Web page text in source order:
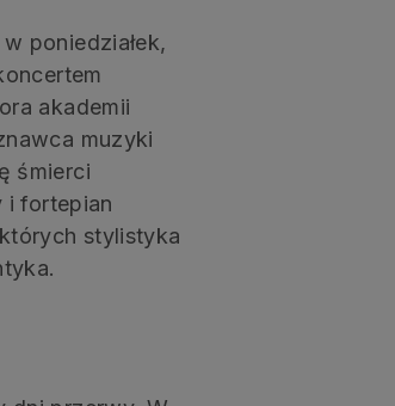
poniedziałek,
akademii
muzyki
śmierci
i fortepian
stylistyka